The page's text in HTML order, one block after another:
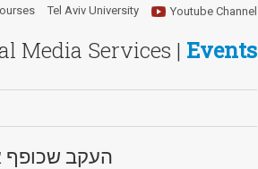
Media Services | Events
Youtube Channel
Tel Aviv University
העקב שכופף את כנף